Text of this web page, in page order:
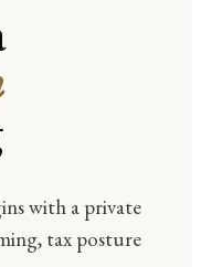
with a private
tax posture.